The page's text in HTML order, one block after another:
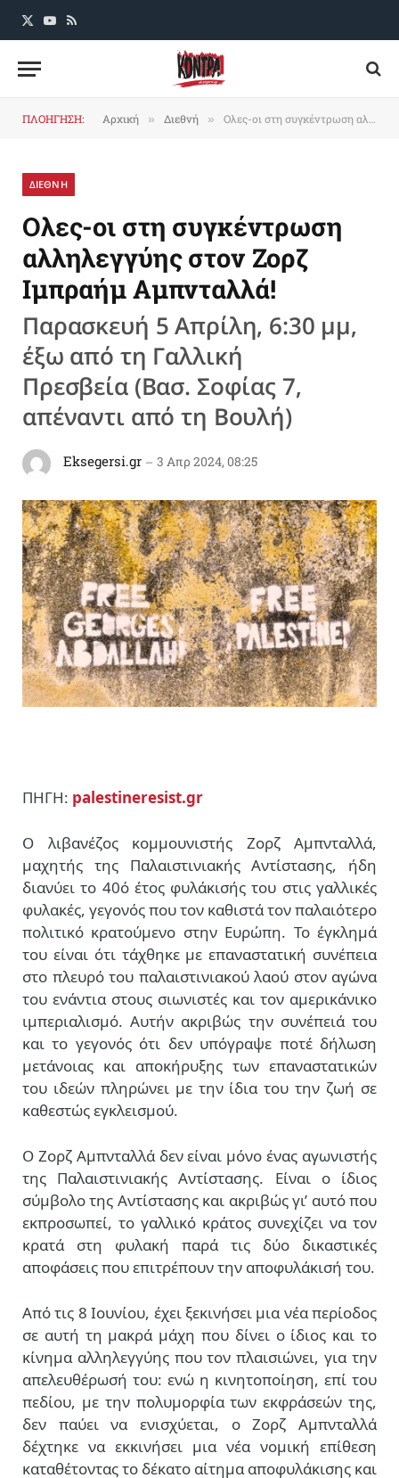
X
YouTube
RSS
ΠΛΟΗΓΗΣΗ: Αρχική » Διεθνή » Ολες-οι στη συγκέντρωση αλληλεγγύης στον Ζορζ Ιμπραήμ Αμπνταλλά!
ΔΙΕΘΝΗ
Ολες-οι στη συγκέντρωση
αλληλεγγύης στον Ζορζ
Ιμπραήμ Αμπνταλλά!
Παρασκευή 5 Απρίλη, 6:30 μμ,
έξω από τη Γαλλική
Πρεσβεία (Βασ. Σοφίας 7,
απέναντι από τη Βουλή)
Eksegersi.gr 3 Απρ 2024, 08:25
ΠΗΓΗ: palestineresist.gr
Ο λιβανέζος κομμουνιστής Ζορζ Αμπνταλλά,
μαχητής της Παλαιστινιακής Αντίστασης, ήδη
διανύει το 40ό έτος φυλάκισής του στις γαλλικές
φυλακές, γεγονός που τον καθιστά τον παλαιότερο
πολιτικό κρατούμενο στην Ευρώπη. Το έγκλημά
του είναι ότι τάχθηκε με επαναστατική συνέπεια
στο πλευρό του παλαιστινιακού λαού στον αγώνα
του ενάντια στους σιωνιστές και τον αμερικάνικο
ιμπεριαλισμό. Αυτήν ακριβώς την συνέπειά του
και το γεγονός ότι δεν υπόγραψε ποτέ δήλωση
μετάνοιας και αποκήρυξης των επαναστατικών
του ιδεών πληρώνει με την ίδια του την ζωή σε
καθεστώς εγκλεισμού.
Ο Ζορζ Αμπνταλλά δεν είναι μόνο ένας αγωνιστής
της Παλαιστινιακής Αντίστασης. Είναι ο ίδιος
σύμβολο της Αντίστασης και ακριβώς γι’ αυτό που
εκπροσωπεί, το γαλλικό κράτος συνεχίζει να τον
κρατά στη φυλακή παρά τις δύο δικαστικές
αποφάσεις που επιτρέπουν την αποφυλάκισή του.
Από τις 8 Ιουνίου, έχει ξεκινήσει μια νέα περίοδος
σε αυτή τη μακρά μάχη που δίνει ο ίδιος και το
κίνημα αλληλεγγύης που τον πλαισιώνει, για την
απελευθέρωσή του: ενώ η κινητοποίηση, επί του
πεδίου, με την πολυμορφία των εκφράσεών της,
δεν παύει να ενισχύεται, ο Ζορζ Αμπνταλλά
δέχτηκε να εκκινήσει μια νέα νομική επίθεση
καταθέτοντας το δέκατο αίτημα αποφυλάκισης και